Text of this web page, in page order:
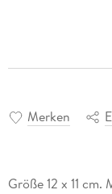
Merken
Größe 12 x 11